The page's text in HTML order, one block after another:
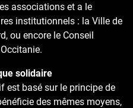
associations et a le
institutionnels : la Ville de
ou encore le Conseil
solidaire
est basé sur le principe de
des mêmes moyens,